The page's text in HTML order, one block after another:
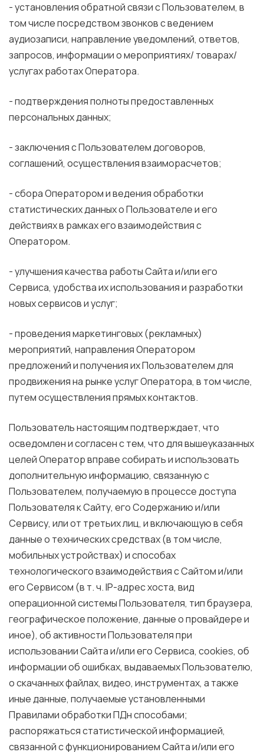
- установления обратной связи с Пользователем, в
том числе посредством звонков с ведением
аудиозаписи, направление уведомлений, ответов,
запросов, информации о мероприятиях/ товарах/
услугах работах Оператора.
- подтверждения полноты предоставленных
персональных данных;
- заключения с Пользователем договоров,
соглашений, осуществления взаиморасчетов;
- сбора Оператором и ведения обработки
статистических данных о Пользователе и его
действиях в рамках его взаимодействия с
Оператором.
- улучшения качества работы Сайта и/или его
Сервиса, удобства их использования и разработки
новых сервисов и услуг;
- проведения маркетинговых (рекламных)
мероприятий, направления Оператором
предложений и получения их Пользователем для
продвижения на рынке услуг Оператора, в том числе,
путем осуществления прямых контактов.
Пользователь настоящим подтверждает, что
осведомлен и согласен с тем, что для вышеуказанных
целей Оператор вправе собирать и использовать
дополнительную информацию, связанную с
Пользователем, получаемую в процессе доступа
Пользователя к Сайту, его Содержанию и/или
Сервису, или от третьих лиц, и включающую в себя
данные о технических средствах (в том числе,
мобильных устройствах) и способах
технологического взаимодействия с Сайтом и/или
его Сервисом (в т. ч. IP-адрес хоста, вид
операционной системы Пользователя, тип браузера,
географическое положение, данные о провайдере и
иное), об активности Пользователя при
использовании Сайта и/или его Сервиса, cookies, об
информации об ошибках, выдаваемых Пользователю,
о скачанных файлах, видео, инструментах, а также
иные данные, получаемые установленными
Правилами обработки ПДн способами;
распоряжаться статистической информацией,
связанной с функционированием Сайта и/или его